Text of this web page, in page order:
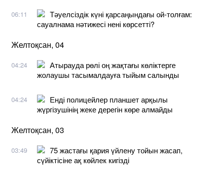
06:11
Тәуелсіздік күні қарсаңындағы ой-толғам:
сауалнама нәтижесі нені көрсетті?
Желтоқсан, 04
04:24
Атырауда рөлі оң жақтағы көліктерге
жолаушы тасымалдауға тыйым салынды
04:24
Енді полицейлер планшет арқылы
жүргізушінің жеке дерегін көре алмайды
Желтоқсан, 03
03:49
75 жастағы қария үйлену тойын жасап,
сүйіктісіне ақ көйлек кигізді